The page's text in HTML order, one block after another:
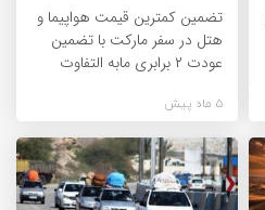
تضمین کمترین قیمت هواپیما و
هتل در سفر مارکت با تضمین
عودت ۲ برابری مابه التفاوت
5 ماه پیش